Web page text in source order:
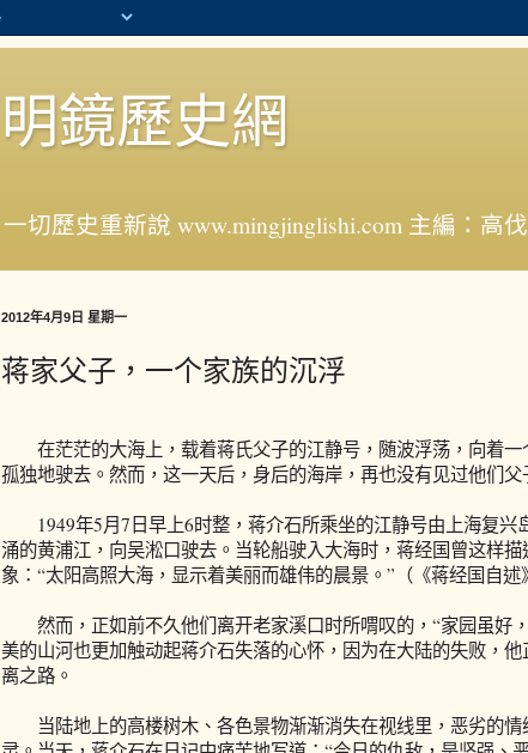
明鏡歷史網
一切歷史重新說 www.mingjinglishi.com 主編：高
2012年4月9日 星期一
蒋家父子，一个家族的沉浮
在茫茫的大海上，载着蒋氏父子的江静号，随波浮荡，向着一
孤独地驶去。然而，这一天后，身后的海岸，再也没有见过他们父
1949年5月7日早上6时整，蒋介石所乘坐的江静号由上海复兴
涌的黄浦江，向吴淞口驶去。当轮船驶入大海时，蒋经国曾这样
象：“太阳高照大海，显示着美丽而雄伟的晨景。”（《蒋经国自述
然而，正如前不久他们离开老家溪口时所喟叹的，“家园虽好
美的山河也更加触动起蒋介石失落的心怀，因为在大陆的失败，
离之路。
当陆地上的高楼树木、各色景物渐渐消失在视线里，恶劣的情